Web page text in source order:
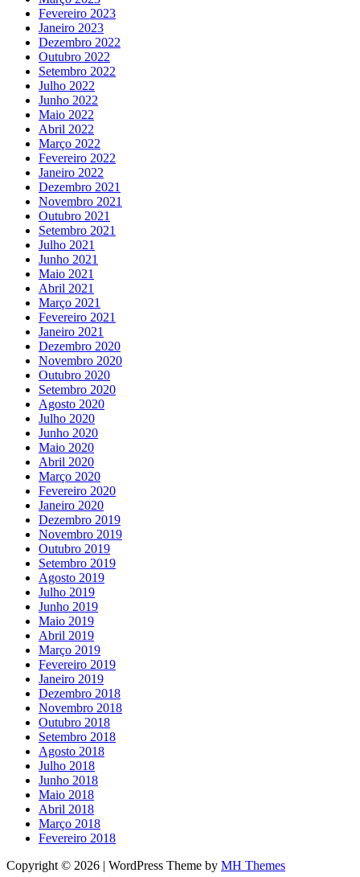
Fevereiro 2023
Janeiro 2023
Dezembro 2022
Outubro 2022
Setembro 2022
Julho 2022
Junho 2022
Maio 2022
Abril 2022
Março 2022
Fevereiro 2022
Janeiro 2022
Dezembro 2021
Novembro 2021
Outubro 2021
Setembro 2021
Julho 2021
Junho 2021
Maio 2021
Abril 2021
Março 2021
Fevereiro 2021
Janeiro 2021
Dezembro 2020
Novembro 2020
Outubro 2020
Setembro 2020
Agosto 2020
Julho 2020
Junho 2020
Maio 2020
Abril 2020
Março 2020
Fevereiro 2020
Janeiro 2020
Dezembro 2019
Novembro 2019
Outubro 2019
Setembro 2019
Agosto 2019
Julho 2019
Junho 2019
Maio 2019
Abril 2019
Março 2019
Fevereiro 2019
Janeiro 2019
Dezembro 2018
Novembro 2018
Outubro 2018
Setembro 2018
Agosto 2018
Julho 2018
Junho 2018
Maio 2018
Abril 2018
Março 2018
Fevereiro 2018
Copyright © 2026 | WordPress Theme by MH Themes